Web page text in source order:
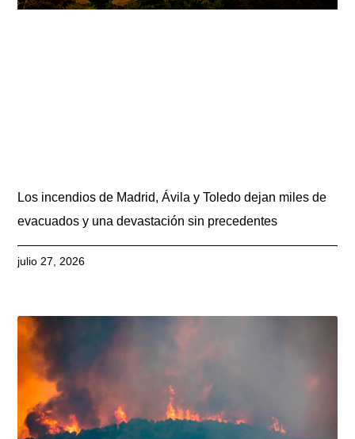
Los incendios de Madrid, Ávila y Toledo dejan miles de
evacuados y una devastación sin precedentes
julio 27, 2026